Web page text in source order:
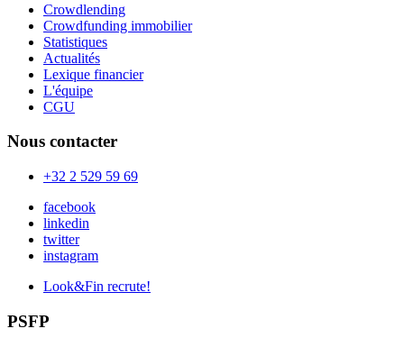
Crowdlending
Crowdfunding immobilier
Statistiques
Actualités
Lexique financier
L'équipe
CGU
Nous contacter
+32 2 529 59 69
facebook
linkedin
twitter
instagram
Look&Fin recrute!
PSFP